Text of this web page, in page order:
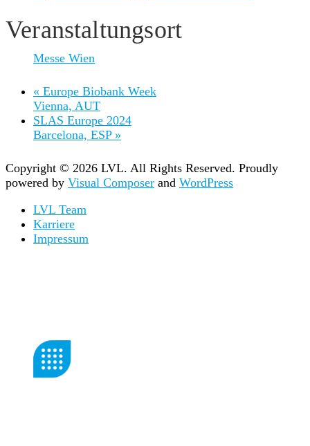
Veranstaltungsort
Messe Wien
« Europe Biobank Week
Vienna, AUT
SLAS Europe 2024
Barcelona, ESP »
Copyright © 2026 LVL. All Rights Reserved. Proudly
powered by Visual Composer and WordPress
LVL Team
Karriere
Impressum